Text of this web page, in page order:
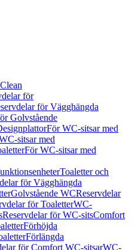
för
för Vägghängda
Golvstående
För WC-sitsar med
sitsar med
För WC-sitsar med
Toaletter och
för Vägghängda
Golvstående WCReservdelar
för ToaletterWC-
Reservdelar för WC-sitsComfort
Förhöjda
Förlängda
för Comfort WC-sitsarWC-